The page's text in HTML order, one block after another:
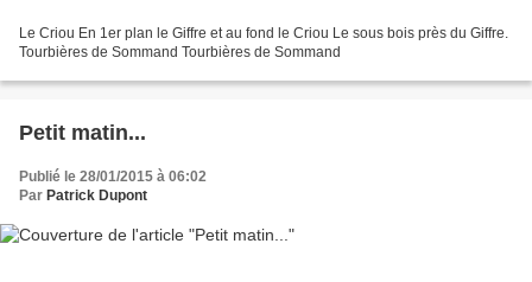
Le Criou En 1er plan le Giffre et au fond le Criou Le sous bois près du Giffre.
Tourbières de Sommand Tourbières de Sommand
Petit matin...
Publié le 28/01/2015 à 06:02
Par Patrick Dupont